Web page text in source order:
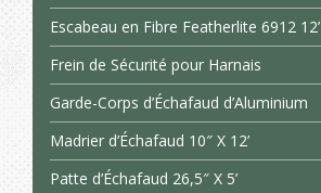
Escabeau en Fibre Featherlite 6912 12’
Frein de Sécurité pour Harnais
Garde-Corps d’Échafaud d’Aluminium
Madrier d’Échafaud 10″ X 12’
Patte d’Échafaud 26,5″ X 5’